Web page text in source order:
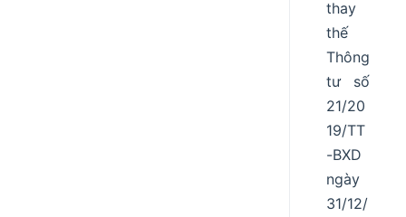
thay
thế
Thông
tư số
21/20
19/TT
-BXD
ngày
31/12/